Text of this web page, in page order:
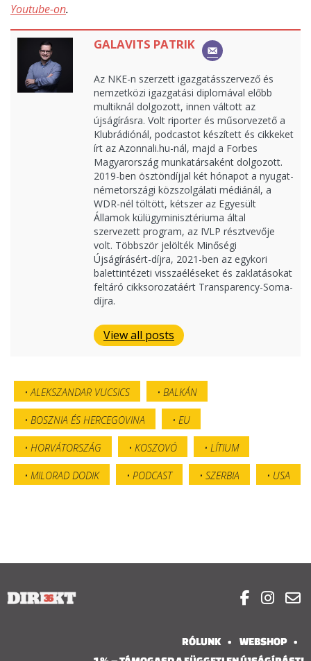
Youtube-on.
GALAVITS PATRIK
Az NKE-n szerzett igazgatásszervező és
nemzetközi igazgatási diplomával előbb
multiknál dolgozott, innen váltott az
újságírásra. Volt riporter és műsorvezető a
Klubrádiónál, podcastot készített és cikkeket
írt az Azonnali.hu-nál, majd a Forbes
Magyarország munkatársaként dolgozott.
2019-ben ösztöndíjjal két hónapot a nyugat-
németországi közszolgálati médiánál, a
WDR-nél töltött, kétszer az Egyesült
Államok külügyminisztériuma által
szervezett program, az IVLP résztvevője
volt. Többször jelölték Minőségi
Újságírásért-díjra, 2021-ben az egykori
balettintézeti visszaéléseket és zaklatásokat
feltáró cikksorozatáért Transparency-Soma-
díjra.
View all posts
ALEKSZANDAR VUCSICS BALKÁN
BOSZNIA ÉS HERCEGOVINA EU
HORVÁTORSZÁG KOSZOVÓ LÍTIUM
MILORAD DODIK PODCAST SZERBIA USA
  
RÓLUNK
WEBSHOP